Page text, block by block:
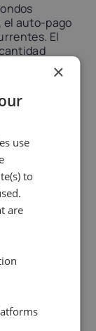
el auto-pago
El
deducción
pedidos
más
recurrentes
que puede
de los
×
use
to
are